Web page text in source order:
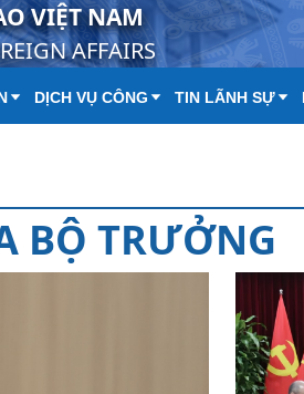
VIỆT NAM
AFFAIRS
DỊCH VỤ CÔNG TIN LÃNH SỰ
BỘ TRƯỞNG